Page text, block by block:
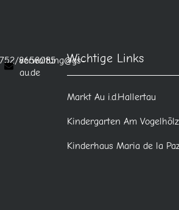
8658085
verwaltung@gs-
au.de
Wichtige Links
Markt Au i.d.Hallertau
Kindergarten Am
Kinderhaus Maria de la